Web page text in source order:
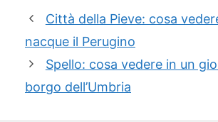
Città della Pieve: cosa
nacque il Perugino
Spello: cosa vedere in un
borgo dell’Umbria